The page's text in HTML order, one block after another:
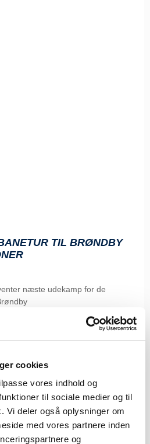
cookies
vores indhold og
til sociale medier og til
Vi deler også oplysninger om
med vores partnere inden
og
TIL BRØNDBY
næste udekamp for de